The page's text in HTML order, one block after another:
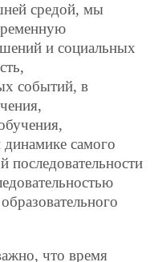
средой, мы
и социальных
событий, в
самого
последовательности
что время